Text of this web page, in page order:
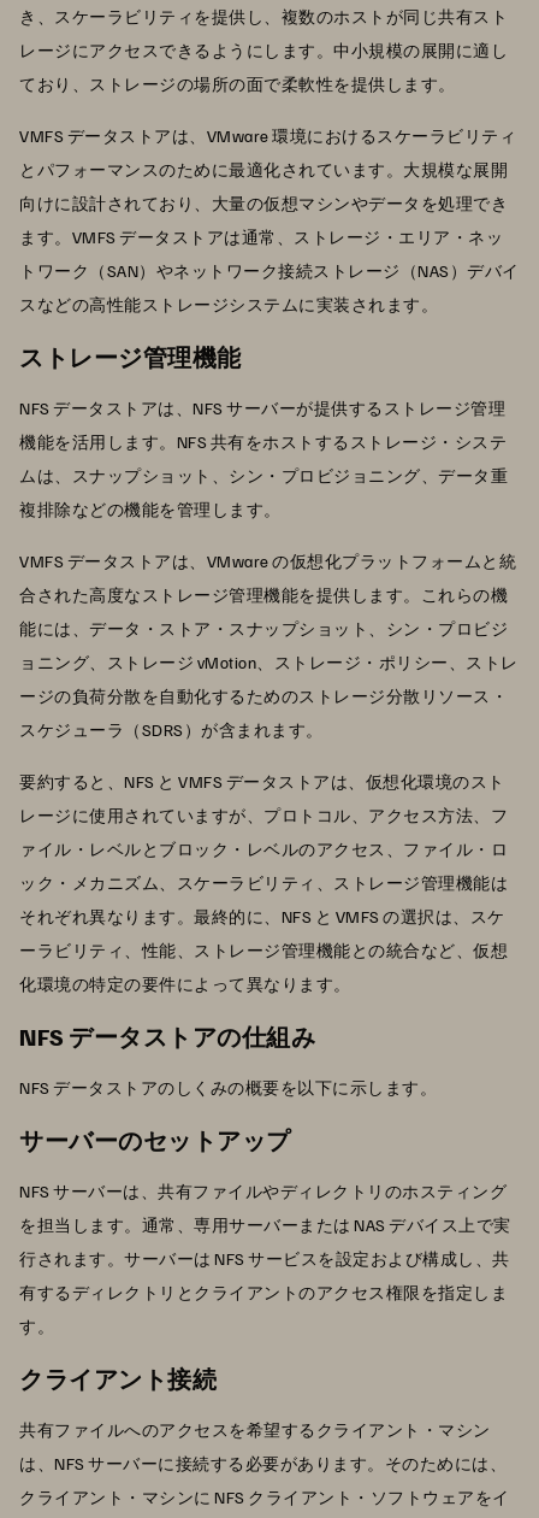
き、スケーラビリティを提供し、複数のホストが同じ共有スト
レージにアクセスできるようにします。中小規模の展開に適し
ており、ストレージの場所の面で柔軟性を提供します。
VMFS データストアは、VMware 環境におけるスケーラビリティ
とパフォーマンスのために最適化されています。大規模な展開
向けに設計されており、大量の仮想マシンやデータを処理でき
ます。VMFS データストアは通常、ストレージ・エリア・ネッ
トワーク（SAN）やネットワーク接続ストレージ（NAS）デバイ
スなどの高性能ストレージシステムに実装されます。
ストレージ管理機能
NFS データストアは、NFS サーバーが提供するストレージ管理
機能を活用します。NFS 共有をホストするストレージ・システ
ムは、スナップショット、シン・プロビジョニング、データ重
複排除などの機能を管理します。
VMFS データストアは、VMware の仮想化プラットフォームと統
合された高度なストレージ管理機能を提供します。これらの機
能には、データ・ストア・スナップショット、シン・プロビジ
ョニング、ストレージ vMotion、ストレージ・ポリシー、ストレ
ージの負荷分散を自動化するためのストレージ分散リソース・
スケジューラ（SDRS）が含まれます。
要約すると、NFS と VMFS データストアは、仮想化環境のスト
レージに使用されていますが、プロトコル、アクセス方法、フ
ァイル・レベルとブロック・レベルのアクセス、ファイル・ロ
ック・メカニズム、スケーラビリティ、ストレージ管理機能は
それぞれ異なります。最終的に、NFS と VMFS の選択は、スケ
ーラビリティ、性能、ストレージ管理機能との統合など、仮想
化環境の特定の要件によって異なります。
NFS データストアの仕組み
NFS データストアのしくみの概要を以下に示します。
サーバーのセットアップ
NFS サーバーは、共有ファイルやディレクトリのホスティング
を担当します。通常、専用サーバーまたは NAS デバイス上で実
行されます。サーバーは NFS サービスを設定および構成し、共
有するディレクトリとクライアントのアクセス権限を指定しま
す。
クライアント接続
共有ファイルへのアクセスを希望するクライアント・マシン
は、NFS サーバーに接続する必要があります。そのためには、
クライアント・マシンに NFS クライアント・ソフトウェアをイ